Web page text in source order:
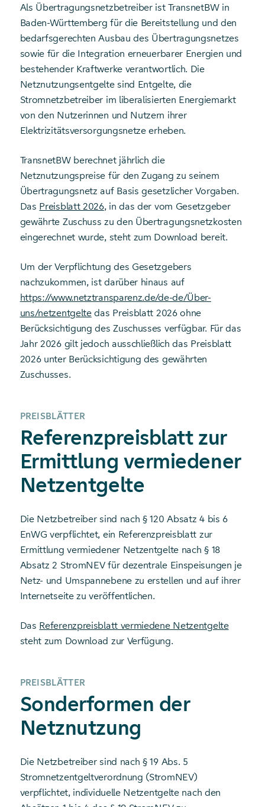
Als Übertragungsnetzbetreiber ist TransnetBW in
Baden-Württemberg für die Bereitstellung und den
bedarfsgerechten Ausbau des Übertragungsnetzes
sowie für die Integration erneuerbarer Energien und
bestehender Kraftwerke verantwortlich. Die
Netznutzungsentgelte sind Entgelte, die
Stromnetzbetreiber im liberalisierten Energiemarkt
von den Nutzerinnen und Nutzern ihrer
Elektrizitätsversorgungsnetze erheben.
TransnetBW berechnet jährlich die
Netznutzungspreise für den Zugang zu seinem
Übertragungsnetz auf Basis gesetzlicher Vorgaben.
Das Preisblatt 2026, in das der vom Gesetzgeber
gewährte Zuschuss zu den Übertragungsnetzkosten
eingerechnet wurde, steht zum Download bereit.
Um der Verpflichtung des Gesetzgebers
nachzukommen, ist darüber hinaus auf
https://www.netztransparenz.de/de-de/Über-
uns/netzentgeltedas Preisblatt 2026 ohne
Berücksichtigung des Zuschusses verfügbar. Für das
Jahr 2026 gilt jedoch ausschließlich das Preisblatt
2026 unter Berücksichtigung des gewährten
Zuschusses.
PREISBLÄTTER
Referenzpreisblatt zur
Ermittlung vermiedener
Netz­entgelte
Die Netzbetreiber sind nach § 120 Absatz 4 bis 6
EnWG verpflichtet, ein Referenzpreisblatt zur
Ermittlung vermiedener Netzentgelte nach § 18
Absatz 2 StromNEV für dezentrale Einspeisungen je
Netz- und Umspannebene zu erstellen und auf ihrer
Internetseite zu veröffentlichen.
Das Referenzpreisblatt vermiedene Netzentgelte
steht zum Download zur Verfügung.
PREISBLÄTTER
Sonderformen der
Netznutzung
Die Netzbetreiber sind nach § 19 Abs. 5
Stromnetzentgeltverordnung (StromNEV)
verpflichtet, individuelle Netzentgelte nach den